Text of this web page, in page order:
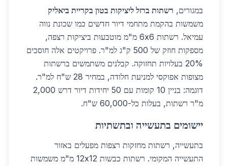
במגורים, רשתות ברזל ליציקות בטון בקריית ביאליק
משמשות בהקמת מתחמי דיור חדשים כמו שכונת נווה
עמיאל. רשתות 6x6 מ"מ מוטבעות ביציקות רצפה,
מספקות חוזק של 500 ק"ג למ"ר. פרויקטים אלה חוסכים
20% בעלויות תחזוקה. קבלנים משתמשים ברשתות
מצופות אפוקסי למניעת חלודה, במחיר 28 ש"ח למ"ר.
דוגמה: בניין 10 קומות עם 50 יחידות דיור דרש 2,000
מ"ר רשתות, בעלות כל-60,000 ש"ח.
יישומים בתעשייה ובתשתיות
בתעשייה, רשתות מחזקות רצפות מפעלים באזור
התעשייה המקומי. רשתות כבשות 12x12 מ"מ משמשות